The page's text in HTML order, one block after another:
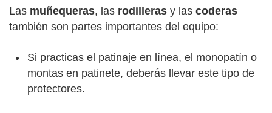
Las muñequeras, las rodilleras y las coderas
también son partes importantes del equipo:
Si practicas el patinaje en línea, el monopatín o
montas en patinete, deberás llevar este tipo de
protectores.